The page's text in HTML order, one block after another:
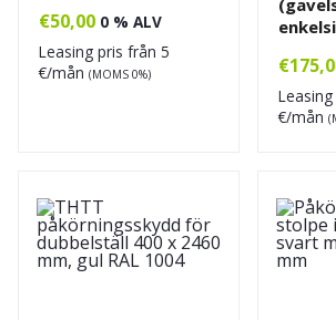
€50,00 0 % ALV
Leasing pris från 5
€/mån (MOMS 0%) €
€/mån